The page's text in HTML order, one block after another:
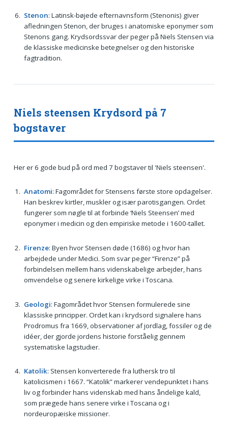
Stenon: Latinsk-bøjede efternavnsform (Stenonis) giver
afledningen Stenon, der bruges i anatomiske eponymer som
Stenons gang. Krydsordssvar der peger på Niels Stensen via
de klassiske medicinske betegnelser og den historiske
fagtradition.
Niels steensen Krydsord på 7
bogstaver
Her er 6 gode bud på ord med 7 bogstaver til 'Niels steensen'.
Anatomi: Fagområdet for Stensens første store opdagelser.
Han beskrev kirtler, muskler og især parotisgangen. Ordet
fungerer som nøgle til at forbinde ‘Niels Steensen’ med
eponymer i medicin og den empiriske metode i 1600-tallet.
Firenze: Byen hvor Stensen døde (1686) og hvor han
arbejdede under Medici. Som svar peger “Firenze” på
forbindelsen mellem hans videnskabelige arbejder, hans
omvendelse og senere kirkelige virke i Toscana.
Geologi: Fagområdet hvor Stensen formulerede sine
klassiske principper. Ordet kan i krydsord signalere hans
Prodromus fra 1669, observationer af jordlag, fossiler og de
idéer, der gjorde jordens historie forståelig gennem
systematiske lagstudier.
Katolik: Stensen konverterede fra luthersk tro til
katolicismen i 1667. “Katolik” markerer vendepunktet i hans
liv og forbinder hans videnskab med hans åndelige kald,
som prægede hans senere virke i Toscana og i
nordeuropæiske missioner.